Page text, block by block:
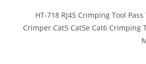
HT-718 RJ45 Crimping Tool
Crimper Cat5 Cat5e Cat6 Crimping